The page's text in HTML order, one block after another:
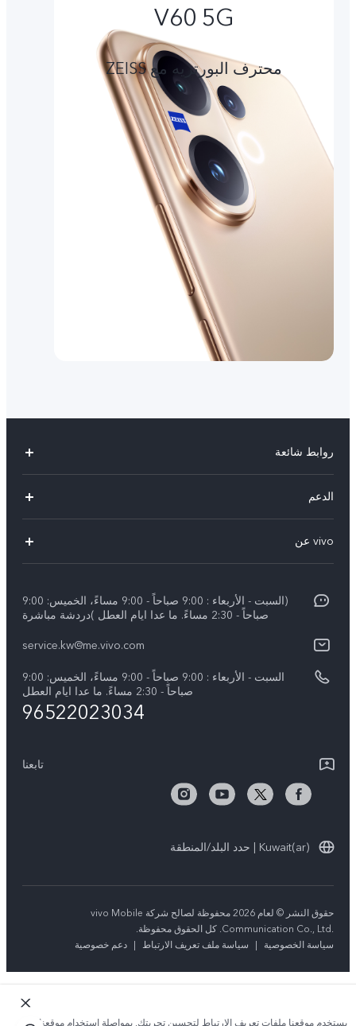
V60 5G
محترف البورتريه مع ZEISS
روابط شائعة
X200 FE (New)
V50 Lite 5G
V50 5G
الدعم
Funtouch OS
بيان الخصوصية بشأن خدمة العملاء
vivo عن
نبذة عنا
مركز الخصوصية لدى vivo
(السبت - الأربعاء : 9:00 صباحاً - 9:00 مساءً، الخميس: 9:00
صباحاً - 2:30 مساءً. ما عدا ايام العطل )دردشة مباشرة
service.kw@me.vivo.com
السبت - الأربعاء : 9:00 صباحاً - 9:00 مساءً، الخميس: 9:00
صباحاً - 2:30 مساءً. ما عدا ايام العطل
96522023034
تابعنا
Kuwait(ar) | حدد البلد/المنطقة
حقوق النشر © لعام 2026 محفوظة لصالح شركة vivo Mobile
Communication Co., Ltd.‎. كل الحقوق محفوظة.
سياسة الخصوصية
| سياسة ملف تعريف الارتباط | دعم خصوصية
يستخدم موقعنا ملفات تعريف الارتباط لتحسين تجربتك. بمواصلة استخدام موقعنا؛